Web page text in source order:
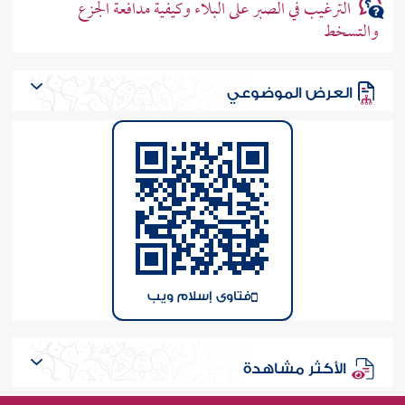
الترغيب في الصبر على البلاء وكيفية مدافعة الجزع
والتسخط
العرض الموضوعي
فتاوى إسلام ويب
الأكثر مشاهدة